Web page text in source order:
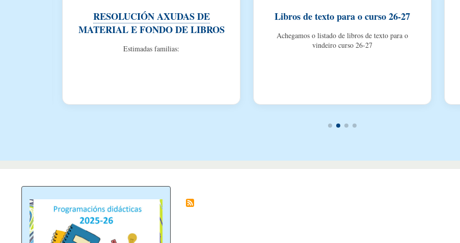
RESOLUCIÓN AXUDAS DE
MATERIAL E FONDO DE LIBROS
Estimadas familias:
Libros de texto para o curso 26-27
Achegamos o listado de libros de texto para o
vindeiro curso 26-27